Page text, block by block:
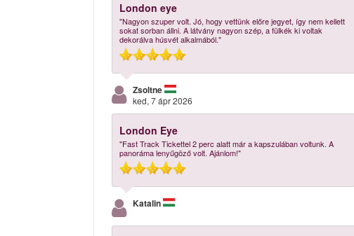
London eye
"Nagyon szuper volt. Jó, hogy vettünk előre jegyet, így nem kellett
sokat sorban állni. A látvány nagyon szép, a fülkék ki voltak
dekorálva húsvét alkalmából."
Zsoltne
ked, 7 ápr 2026
London Eye
"Fast Track Tickettel 2 perc alatt már a kapszulában voltunk. A
panoráma lenyűgöző volt. Ajánlom!"
Katalin